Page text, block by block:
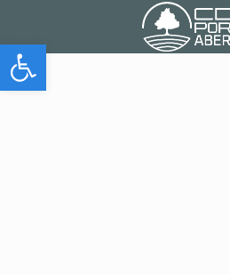
Abrir barra de herramientas